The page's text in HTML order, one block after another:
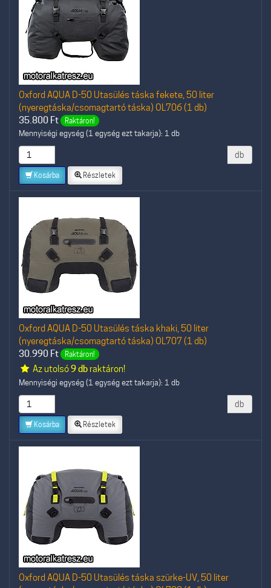
Oxford AQUA D-50 Utasülés táska fekete, 50 liter
(nyeregtáska/csomagtartó táska) OL706 (1 db)
35.800 Ft Raktáron!
Mennyiségi egység (1 egység ezt takarja): 1 db
db
Kosárba Részletek
Oxford AQUA D-50 Utasülés táska khaki, 50 liter
(nyeregtáska/csomagtartó táska) OL707 (1 db)
30.990 Ft Raktáron!
Az utolsó9 dbraktáron!
Mennyiségi egység (1 egység ezt takarja): 1 db
db
Kosárba Részletek
Oxford AQUA D-50 Utasülés táska szürke-UV, 50 liter